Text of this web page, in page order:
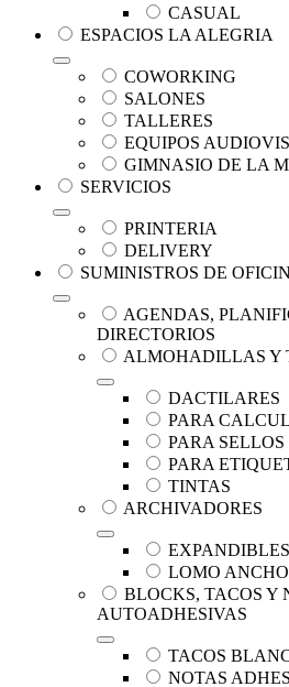
CASUAL
ESPACIOS LA ALEGRIA
COWORKING
SALONES
TALLERES
EQUIPOS
GIMNASIO DE LA
SERVICIOS
PRINTERIA
DELIVERY
SUMINISTROS DE
AGENDAS,
DIRECTORIOS
ALMOHADILLAS Y
DACTILARES
PARA
PARA SELLOS
PARA
TINTAS
ARCHIVADORES
EXPANDIBLES
LOMO ANCHO
BLOCKS, TACOS Y
AUTOADHESIVAS
TACOS
NOTAS